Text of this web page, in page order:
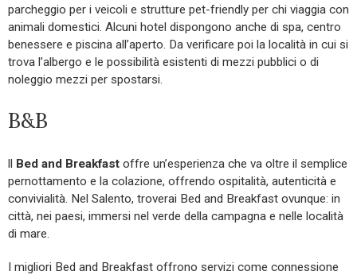
parcheggio per i veicoli e strutture pet-friendly per chi viaggia con
animali domestici. Alcuni hotel dispongono anche di spa, centro
benessere e piscina all’aperto. Da verificare poi la località in cui si
trova l’albergo e le possibilità esistenti di mezzi pubblici o di
noleggio mezzi per spostarsi.
B&B
ll Bed and Breakfast offre un’esperienza che va oltre il semplice
pernottamento e la colazione, offrendo ospitalità, autenticità e
convivialità. Nel Salento, troverai Bed and Breakfast ovunque: in
città, nei paesi, immersi nel verde della campagna e nelle località
di mare.
I migliori Bed and Breakfast offrono servizi come connessione